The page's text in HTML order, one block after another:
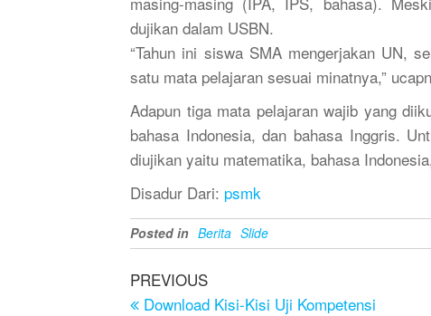
dujikan dalam USBN.
“Tahun ini siswa SMA mengerjakan UN,
satu mata pelajaran sesuai minatnya,”
Adapun tiga mata pelajaran wajib yang
bahasa Indonesia, dan bahasa Inggris.
diujikan yaitu matematika, bahasa
Disadur Dari: psmk
Posted in Berita Slide
PREVIOUS
Download Kisi-Kisi Uji Kompetensi